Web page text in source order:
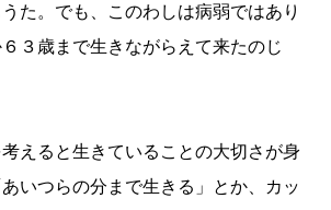
た。でも、このわしは病弱ではあり
３歳まで生きながらえて来たのじ
えると生きていることの大切さが身
いつらの分まで生きる」とか、カッ